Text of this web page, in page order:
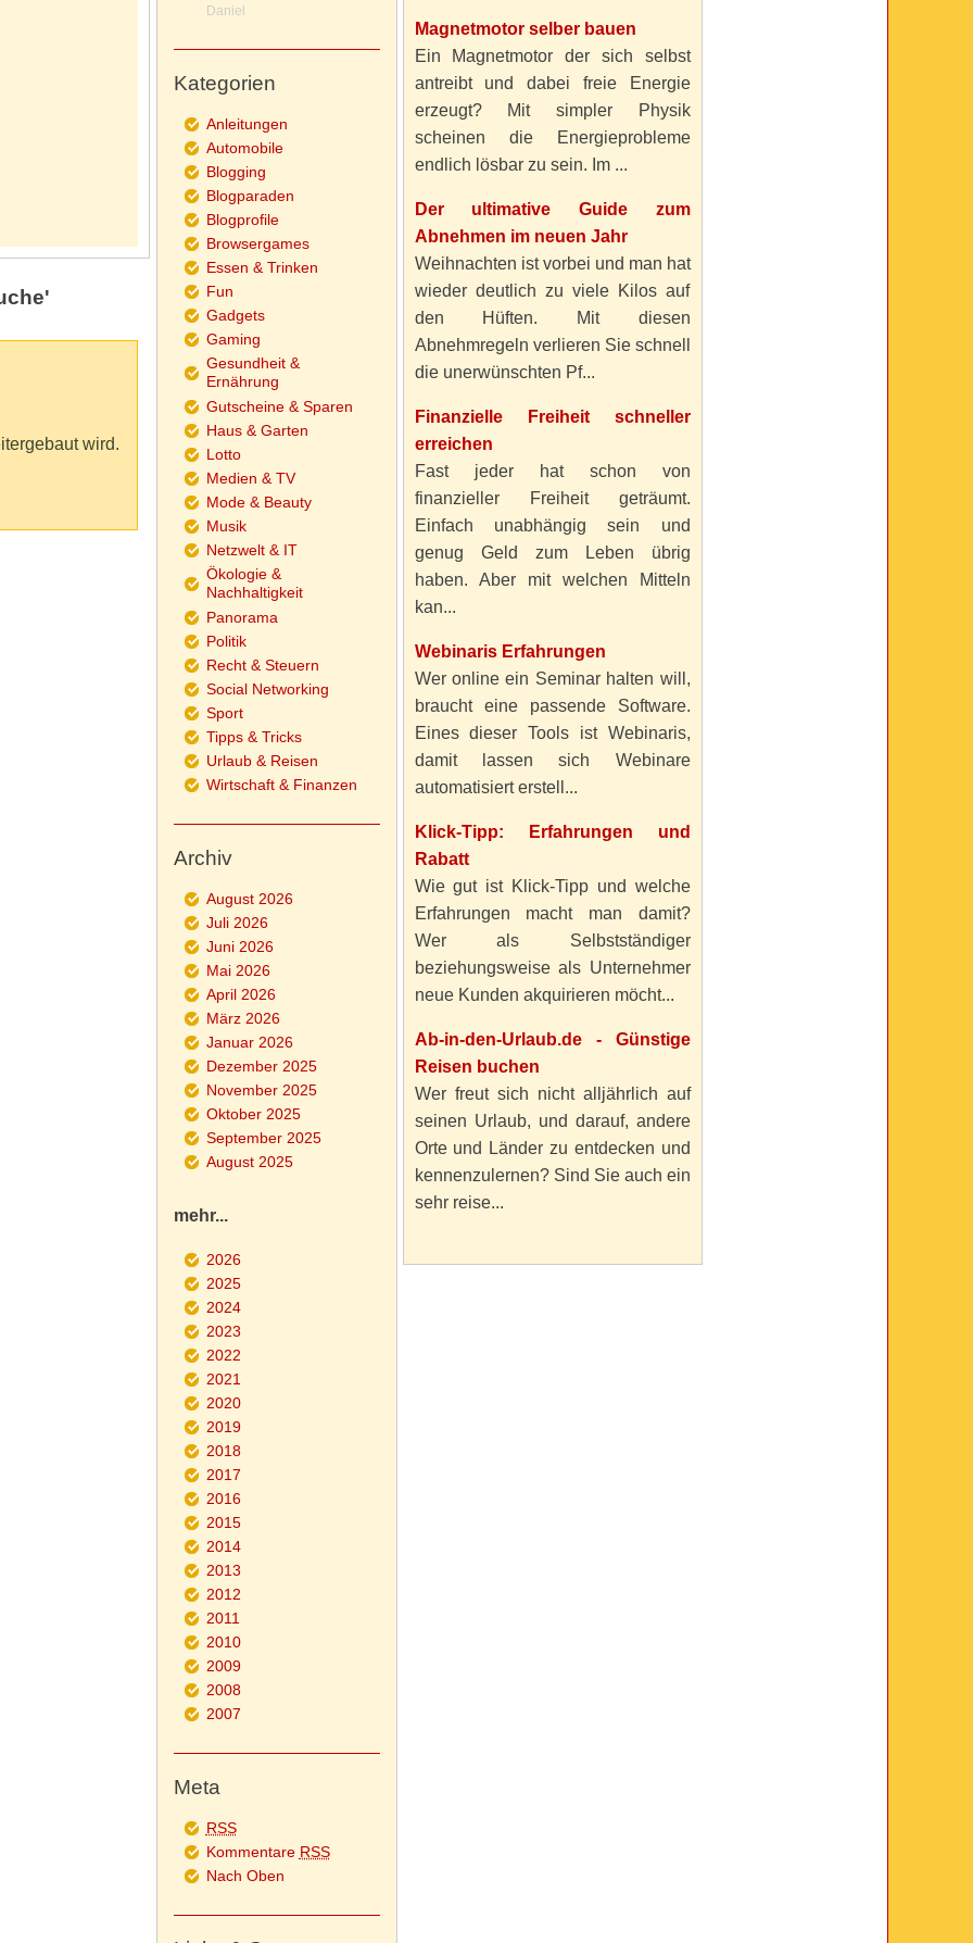
wird.
Magnetmotor selber bauen
Ein Magnetmotor der sich selbst
antreibt und dabei freie Energie
erzeugt? Mit simpler Physik
scheinen die Energieprobleme
endlich lösbar zu sein. Im ...
Der ultimative Guide zum
Abnehmen im neuen Jahr
Weihnachten ist vorbei und man hat
wieder deutlich zu viele Kilos auf
den Hüften. Mit diesen
Abnehmregeln verlieren Sie schnell
die unerwünschten Pf...
Finanzielle Freiheit schneller
erreichen
Fast jeder hat schon von
finanzieller Freiheit geträumt.
Einfach unabhängig sein und
genug Geld zum Leben übrig
haben. Aber mit welchen Mitteln
kan...
Webinaris Erfahrungen
Wer online ein Seminar halten will,
braucht eine passende Software.
Eines dieser Tools ist Webinaris,
damit lassen sich Webinare
automatisiert erstell...
Klick-Tipp: Erfahrungen und
Rabatt
Wie gut ist Klick-Tipp und welche
Erfahrungen macht man damit?
Wer als Selbstständiger
beziehungsweise als Unternehmer
neue Kunden akquirieren möcht...
Ab-in-den-Urlaub.de - Günstige
Reisen buchen
Wer freut sich nicht alljährlich auf
seinen Urlaub, und darauf, andere
Orte und Länder zu entdecken und
kennenzulernen? Sind Sie auch ein
sehr reise...
Daniel
Kategorien
Anleitungen
Automobile
Blogging
Blogparaden
Blogprofile
Browsergames
Essen & Trinken
Fun
Gadgets
Gaming
Gesundheit &
Ernährung
Gutscheine & Sparen
Haus & Garten
Lotto
Medien & TV
Mode & Beauty
Musik
Netzwelt & IT
Ökologie &
Nachhaltigkeit
Panorama
Politik
Recht & Steuern
Social Networking
Sport
Tipps & Tricks
Urlaub & Reisen
Wirtschaft & Finanzen
Archiv
August 2026
Juli 2026
Juni 2026
Mai 2026
April 2026
März 2026
Januar 2026
Dezember 2025
November 2025
Oktober 2025
September 2025
August 2025
mehr...
2026
2025
2024
2023
2022
2021
2020
2019
2018
2017
2016
2015
2014
2013
2012
2011
2010
2009
2008
2007
Meta
RSS
Kommentare RSS
Nach Oben